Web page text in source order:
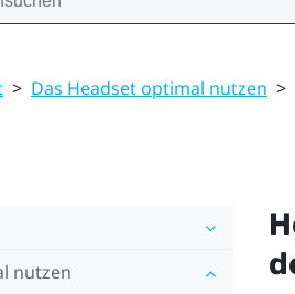
> Das Headset optimal nutzen >
nutzen